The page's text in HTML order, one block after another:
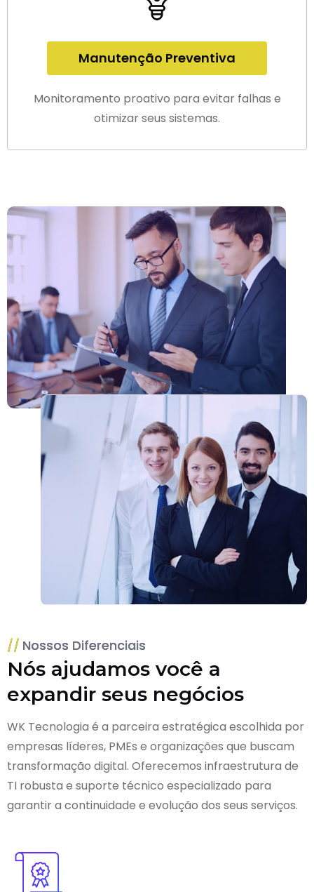
Manutenção Preventiva
Monitoramento proativo para evitar falhas e
otimizar seus sistemas.
Nossos Diferenciais
Nós ajudamos você a
expandir seus negócios
WK Tecnologia é a parceira estratégica escolhida por
empresas líderes, PMEs e organizações que buscam
transformação digital. Oferecemos infraestrutura de
TI robusta e suporte técnico especializado para
garantir a continuidade e evolução dos seus serviços.